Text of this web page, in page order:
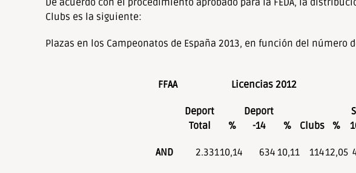
discapacidad
De acuerdo con el procedimiento aprobado para la FEDA, la
Clubs es la siguiente:
Plazas en los Campeonatos de España 2013, en función del
FFAA Licencias 2012
Deport
Total
%
Deport
-14
% Clubs %
AND 2.33110,14 634 10,11 11412,05